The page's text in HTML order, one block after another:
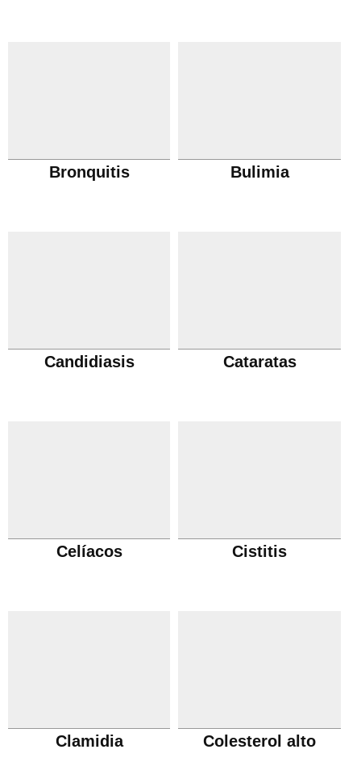
Bronquitis Bulimia
Candidiasis Cataratas
Celíacos Cistitis
Clamidia Colesterol alto